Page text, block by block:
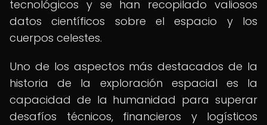
tecnológicos y se han recopilado valiosos
datos científicos sobre el espacio y los
cuerpos celestes.
Uno de los aspectos más destacados de la
historia de la exploración espacial es la
capacidad de la humanidad para superar
desafíos técnicos, financieros y logísticos